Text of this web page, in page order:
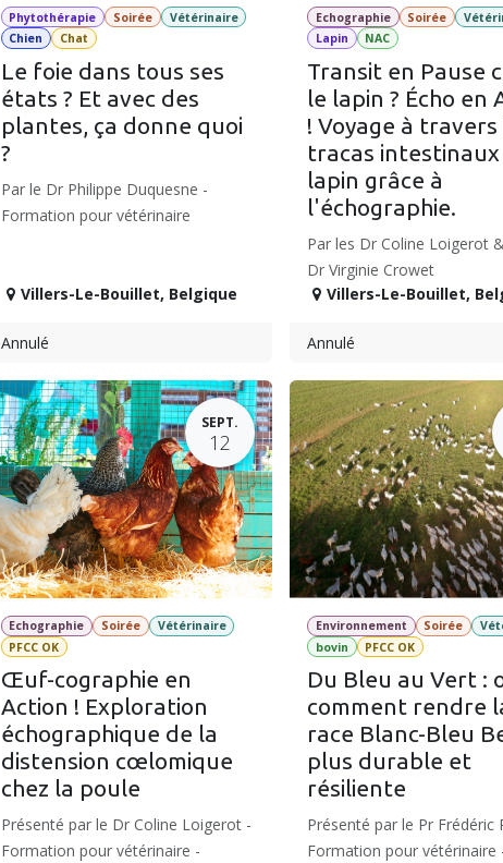
Phytothérapie Soirée
Vétérinaire
Chien
Chat
Le foie dans tous ses
états ? Et avec des
plantes, ça donne quoi
?
Par le Dr Philippe Duquesne -
Formation pour vétérinaire
Villers-Le-Bouillet, Belgique
Annulé
Echographie Soirée
Lapin
NAC
Transit en Pause
le lapin ? Écho en
! Voyage à travers
tracas intestinaux
lapin grâce à
l'échographie.
Par les Dr Coline Loigerot &
Dr Virginie Crowet
Villers-Le-Bouillet,
Annulé
SEPT.
12
Echographie Soirée
Vétérinaire
PFCC OK
Œuf-cographie en
Action ! Exploration
échographique de la
distension cœlomique
chez la poule
Présenté par le Dr Coline Loigerot -
Formation pour vétérinaire -
Environnement Soirée
bovin
PFCC OK
Du Bleu au Vert :
comment rendre
race Blanc-Bleu
plus durable et
résiliente
Présenté par le Pr Frédéric
Formation pour vétérinaire